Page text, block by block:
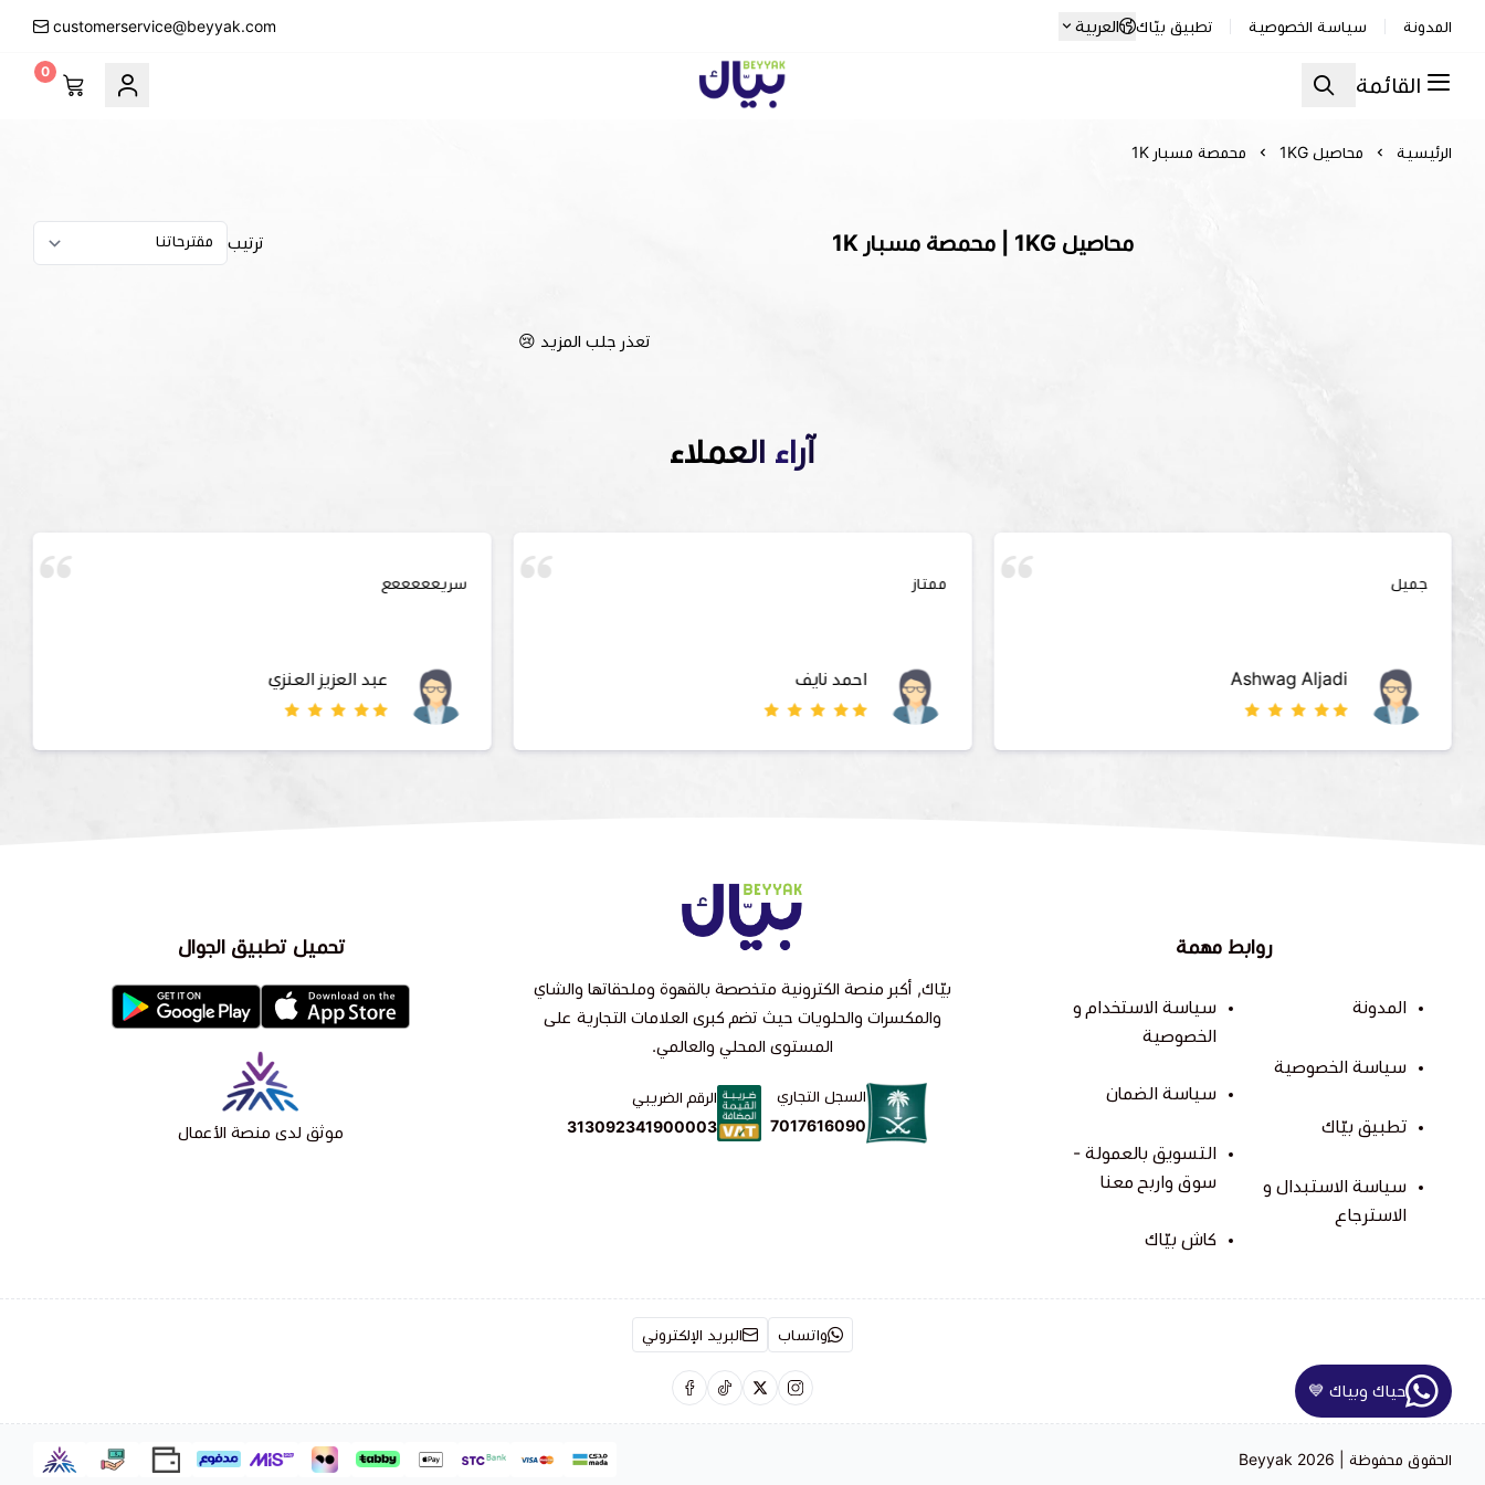
المدونة سياسة الخصوصية تطبيق بيّاك العربية customerservice@beyyak.com
القائمة
Beyyak
0
الرئيسية محاصيل 1KG محمصة مسبار 1K
محاصيل 1KG | محمصة مسبار 1K ترتيب
تعذر جلب المزيد 😢
آراء العملاء
جميل
Ashwag Aljadi
ممتاز
احمد نايف
سريعععععع
عبد العزيز العنزي
روابط مهمة
المدونة
سياسة الخصوصية
تطبيق بيّاك
سياسة الاستبدال و
الاسترجاع
سياسة الاستخدام و
الخصوصية
سياسة الضمان
التسويق بالعمولة -
سوق واربح معنا
كاش بيّاك
بيّاك, أكبر منصة الكترونية متخصصة بالقهوة وملحقاتها والشاي
والمكسرات والحلويات حيث تضم كبرى العلامات التجارية على
المستوى المحلي والعالمي.
السجل التجاري
7017616090
الرقم الضريبي
313092341900003
تحميل تطبيق الجوال
موثق لدى منصة الأعمال
واتساب البريد الإلكتروني
الحقوق محفوظة | 2026 Beyyak
حياك وبياك 💙